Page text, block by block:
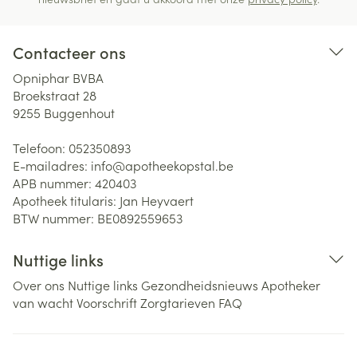
Contacteer ons
Opniphar BVBA
Broekstraat 28
9255 Buggenhout
Telefoon: 052350893
E-mailadres: info@apotheekopstal.be
APB nummer: 420403
Apotheek titularis: Jan Heyvaert
BTW nummer: BE0892559653
Nuttige links
Over ons Nuttige links Gezondheidsnieuws Apotheker
van wachtVoorschriftZorgtarieven FAQ